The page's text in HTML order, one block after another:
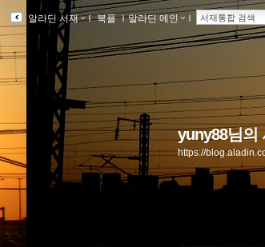
알라딘 서재 ｌ북플ｌ알라딘 메인 ｌ 서재통합 검색
yuny88님의
https://